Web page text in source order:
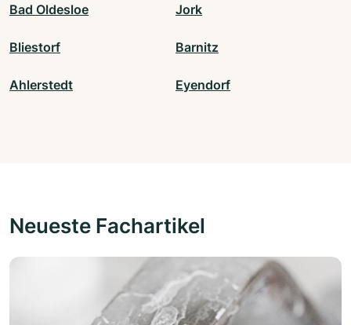
Bad Oldesloe Jork
Bliestorf Barnitz
Ahlerstedt Eyendorf
Neueste Fachartikel